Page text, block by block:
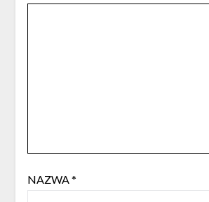
NAZWA*